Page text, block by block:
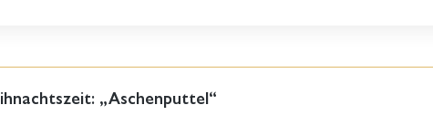
„Aschenputtel“